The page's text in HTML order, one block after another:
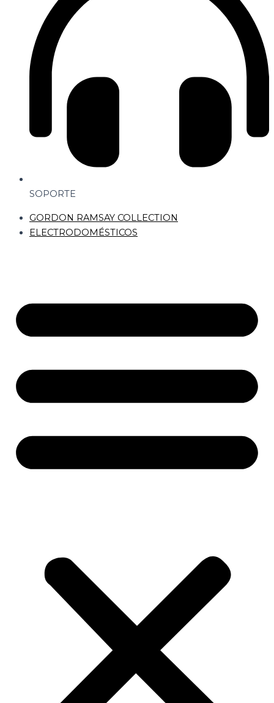
SOPORTE
GORDON RAMSAY COLLECTION
ELECTRODOMÉSTICOS